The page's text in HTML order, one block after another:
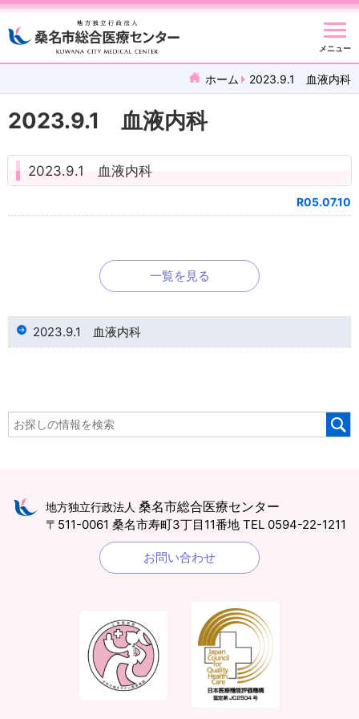
メニュー
ホーム 2023.9.1 血液内科
2023.9.1 血液内科
2023.9.1 血液内科
R05.07.10
一覧を見る
2023.9.1 血液内科
地方独立行政法人 桑名市総合医療センター
〒511-0061 桑名市寿町3丁目11番地 TEL 0594-22-1211
お問い合わせ